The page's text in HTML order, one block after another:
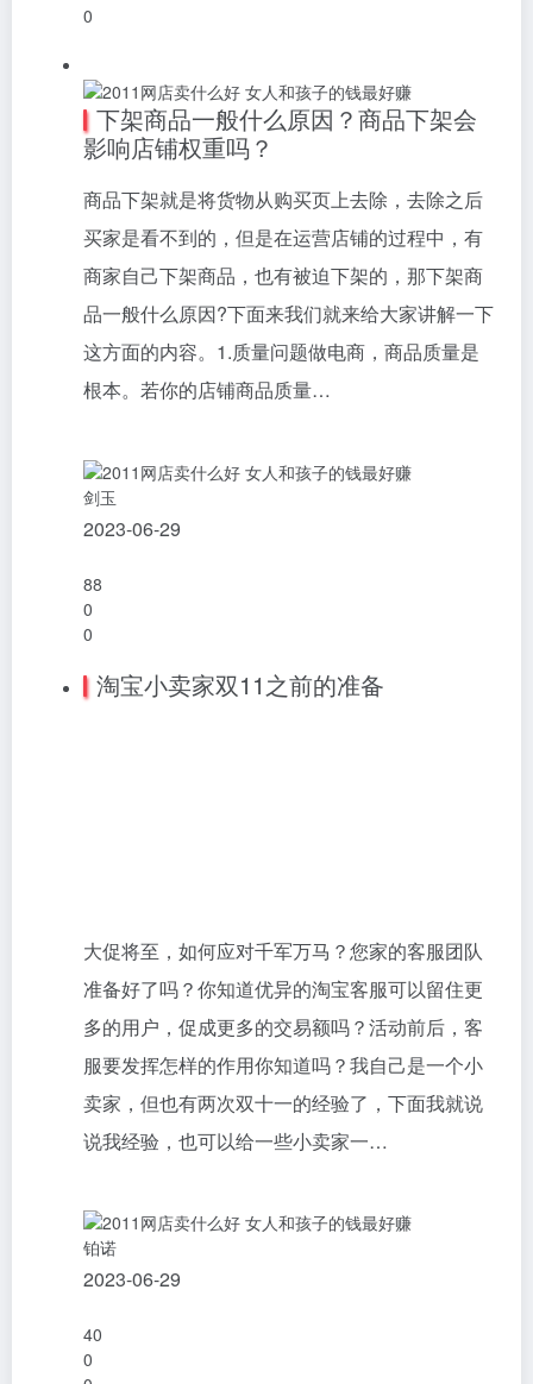
0
下架商品一般什么原因？商品下架会
影响店铺权重吗？
商品下架就是将货物从购买页上去除，去除之后
买家是看不到的，但是在运营店铺的过程中，有
商家自己下架商品，也有被迫下架的，那下架商
品一般什么原因?下面来我们就来给大家讲解一下
这方面的内容。1.质量问题做电商，商品质量是
根本。若你的店铺商品质量…
剑玉
2023-06-29
88
0
0
淘宝小卖家双11之前的准备
大促将至，如何应对千军万马？您家的客服团队
准备好了吗？你知道优异的淘宝客服可以留住更
多的用户，促成更多的交易额吗？活动前后，客
服要发挥怎样的作用你知道吗？我自己是一个小
卖家，但也有两次双十一的经验了，下面我就说
说我经验，也可以给一些小卖家一…
铂诺
2023-06-29
40
0